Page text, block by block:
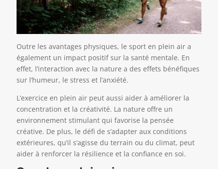
Outre les avantages physiques, le sport en plein air a
également un impact positif sur la santé mentale. En
effet, l’interaction avec la nature a des effets bénéfiques
sur l’humeur, le stress et l’anxiété.
L’exercice en plein air peut aussi aider à améliorer la
concentration et la créativité. La nature offre un
environnement stimulant qui favorise la pensée
créative. De plus, le défi de s’adapter aux conditions
extérieures, qu’il s’agisse du terrain ou du climat, peut
aider à renforcer la résilience et la confiance en soi.